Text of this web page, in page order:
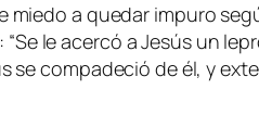
miedo a quedar impuro
e le acercó a Jesús un
se compadeció de él, y